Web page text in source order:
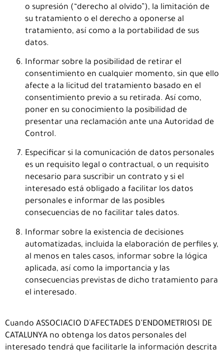
o supresión (“derecho al olvido”), la limitación de
su tratamiento o el derecho a oponerse al
tratamiento, así como a la portabilidad de sus
datos.
Informar sobre la posibilidad de retirar el
consentimiento en cualquier momento, sin que ello
afecte a la licitud del tratamiento basado en el
consentimiento previo a su retirada. Así como,
poner en su conocimiento la posibilidad de
presentar una reclamación ante una Autoridad de
Control.
Especificar si la comunicación de datos personales
es un requisito legal o contractual, o un requisito
necesario para suscribir un contrato y si el
interesado está obligado a facilitar los datos
personales e informar de las posibles
consecuencias de no facilitar tales datos.
Informar sobre la existencia de decisiones
automatizadas, incluida la elaboración de perfiles y,
al menos en tales casos, informar sobre la lógica
aplicada, así como la importancia y las
consecuencias previstas de dicho tratamiento para
el interesado.
Cuando ASSOCIACIO D´AFECTADES D’ENDOMETRIOSI DE
CATALUNYA no obtenga los datos personales del
interesado tendrá que facilitarle la información descrita